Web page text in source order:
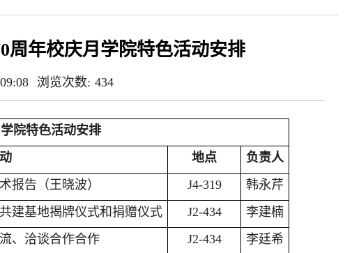
周年校庆月学院特色活动安排
浏览次数: 434
院特色活动安排
地点
负责人
告（王晓波） J4-319
韩永芹
建基地揭牌仪式和捐赠仪式 J2-434
李建楠
、洽谈合作合作 J2-434
李廷希